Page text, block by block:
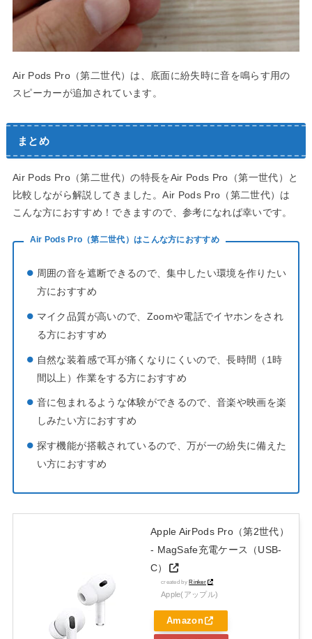
Air Pods Pro（第二世代）は、底面に紛失時に音を鳴らす用の
スピーカーが追加されています。
まとめ
Air Pods Pro（第二世代）の特長をAir Pods Pro（第一世代）と
比較しながら解説してきました。Air Pods Pro（第二世代）は
こんな方におすすめ！できますので、参考になれば幸いです。
Air Pods Pro（第二世代）はこんな方におすすめ
周囲の音を遮断できるので、集中したい環境を作りたい
方におすすめ
マイク品質が高いので、Zoomや電話でイヤホンをされ
る方におすすめ
自然な装着感で耳が痛くなりにくいので、長時間（1時
間以上）作業をする方におすすめ
音に包まれるような体験ができるので、音楽や映画を楽
しみたい方におすすめ
探す機能が搭載されているので、万が一の紛失に備えた
い方におすすめ
Apple AirPods Pro（第2世代）​​​​​​​
- MagSafe充電ケース（USB-
C）
created byRinker
Apple(アップル)
Amazon